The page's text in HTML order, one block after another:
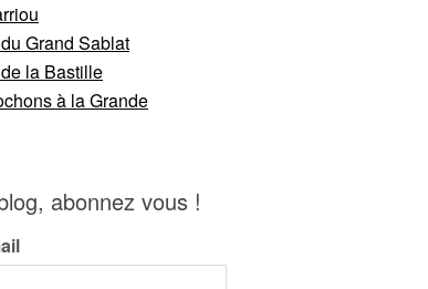
Grand Sablat
la Bastille
à la Grande
abonnez vous !